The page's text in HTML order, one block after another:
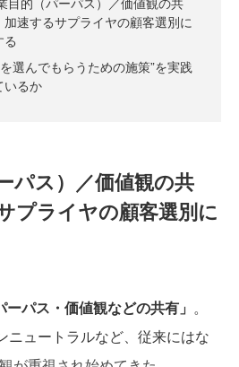
加速するサプライヤの顧客選別に
る
選んでもらうための施策”を実践
いるか
パス）／価値観の共
プライヤの顧客選別に
ーパス・価値観などの共有」 。
ニュートラルなど、従来にはな